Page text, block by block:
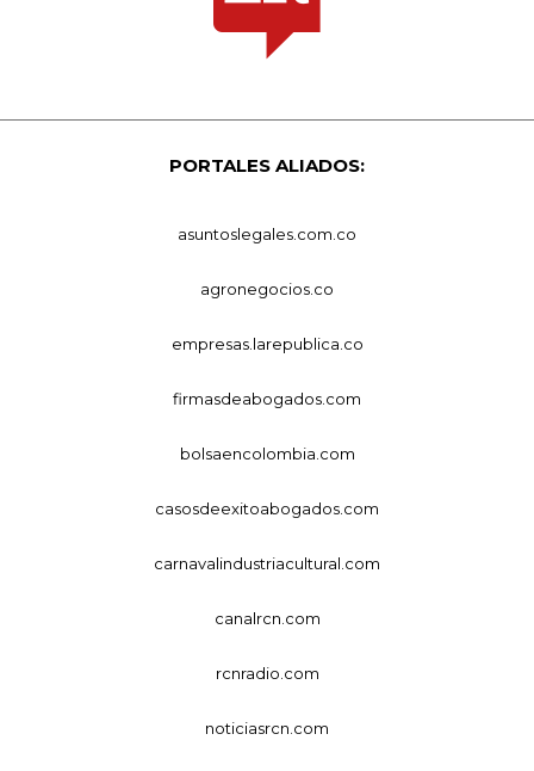
PORTALES ALIADOS:
asuntoslegales.com.co
agronegocios.co
empresas.larepublica.co
firmasdeabogados.com
bolsaencolombia.com
casosdeexitoabogados.com
carnavalindustriacultural.com
canalrcn.com
rcnradio.com
noticiasrcn.com